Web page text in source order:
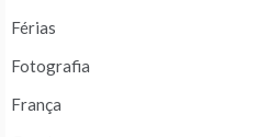
Férias
Fotografia
França